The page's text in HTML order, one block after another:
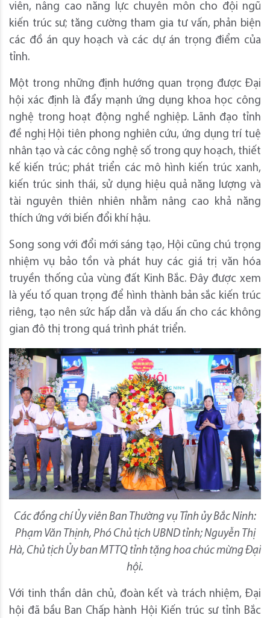
viên, nâng cao năng lực chuyên môn cho đội ngũ
kiến trúc sư; tăng cường tham gia tư vấn, phản biện
các đồ án quy hoạch và các dự án trọng điểm của
tỉnh.
Một trong những định hướng quan trọng được Đại
hội xác định là đẩy mạnh ứng dụng khoa học công
nghệ trong hoạt động nghề nghiệp. Lãnh đạo tỉnh
đề nghị Hội tiên phong nghiên cứu, ứng dụng trí tuệ
nhân tạo và các công nghệ số trong quy hoạch, thiết
kế kiến trúc; phát triển các mô hình kiến trúc xanh,
kiến trúc sinh thái, sử dụng hiệu quả năng lượng và
tài nguyên thiên nhiên nhằm nâng cao khả năng
thích ứng với biến đổi khí hậu.
Song song với đổi mới sáng tạo, Hội cũng chú trọng
nhiệm vụ bảo tồn và phát huy các giá trị văn hóa
truyền thống của vùng đất Kinh Bắc. Đây được xem
là yếu tố quan trọng để hình thành bản sắc kiến trúc
riêng, tạo nên sức hấp dẫn và dấu ấn cho các không
gian đô thị trong quá trình phát triển.
Các đồng chí Ủy viên Ban Thường vụ Tỉnh ủy Bắc Ninh:
Phạm Văn Thịnh, Phó Chủ tịch UBND tỉnh; Nguyễn Thị
Hà, Chủ tịch Ủy ban MTTQ tỉnh tặng hoa chúc mừng Đại
hội.
Với tinh thần dân chủ, đoàn kết và trách nhiệm, Đại
hội đã bầu Ban Chấp hành Hội Kiến trúc sư tỉnh Bắc